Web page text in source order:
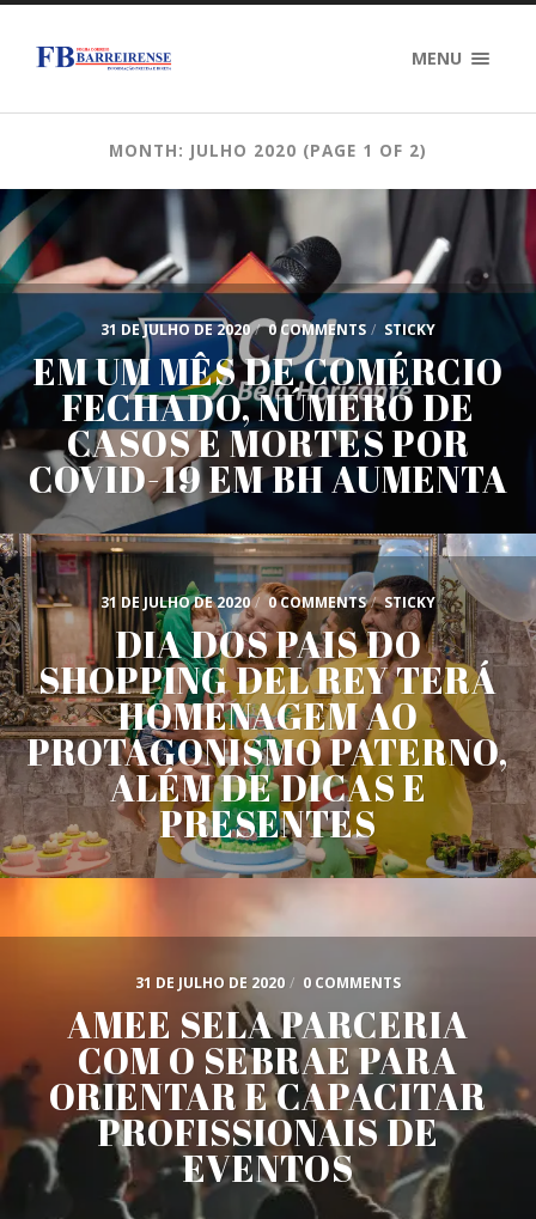
MENU
MONTH: JULHO 2020 (PAGE 1 OF 2)
31 DE JULHO DE 2020 / 0 COMMENTS / STICKY
EM UM MÊS DE COMÉRCIO
FECHADO, NÚMERO DE
CASOS E MORTES POR
COVID-19 EM BH AUMENTA
31 DE JULHO DE 2020 / 0 COMMENTS / STICKY
DIA DOS PAIS DO
SHOPPING DEL REY TERÁ
HOMENAGEM AO
PROTAGONISMO PATERNO,
ALÉM DE DICAS E
PRESENTES
31 DE JULHO DE 2020 / 0 COMMENTS
AMEE SELA PARCERIA
COM O SEBRAE PARA
ORIENTAR E CAPACITAR
PROFISSIONAIS DE
EVENTOS